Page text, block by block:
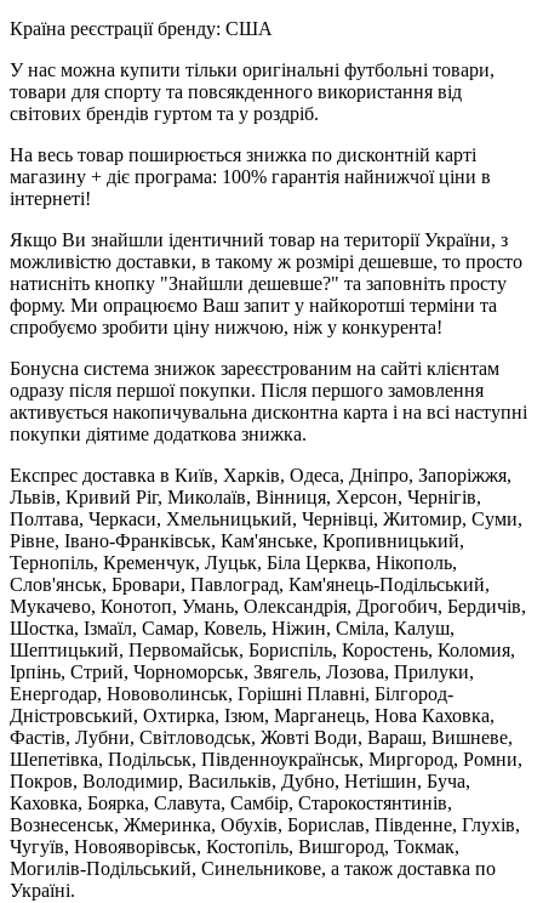
Країна реєстрації бренду: США
У нас можна купити тільки оригінальні футбольні товари,
товари для спорту та повсякденного використання від
світових брендів гуртом та у роздріб.
На весь товар поширюється знижка по дисконтній карті
магазину + діє програма: 100% гарантія найнижчої ціни в
інтернеті!
Якщо Ви знайшли ідентичний товар на території України, з
можливістю доставки, в такому ж розмірі дешевше, то просто
натисніть кнопку "Знайшли дешевше?" та заповніть просту
форму. Ми опрацюємо Ваш запит у найкоротші терміни та
спробуємо зробити ціну нижчою, ніж у конкурента!
Бонусна система знижок зареєстрованим на сайті клієнтам
одразу після першої покупки. Після першого замовлення
активується накопичувальна дисконтна карта і на всі наступні
покупки діятиме додаткова знижка.
Експрес доставка в Київ, Харків, Одеса, Дніпро, Запоріжжя,
Львів, Кривий Ріг, Миколаїв, Вінниця, Херсон, Чернігів,
Полтава, Черкаси, Хмельницький, Чернівці, Житомир, Суми,
Рівне, Івано-Франківськ, Кам'янське, Кропивницький,
Тернопіль, Кременчук, Луцьк, Біла Церква, Нікополь,
Слов'янськ, Бровари, Павлоград, Кам'янець-Подільський,
Мукачево, Конотоп, Умань, Олександрія, Дрогобич, Бердичів,
Шостка, Ізмаїл, Самар, Ковель, Ніжин, Сміла, Калуш,
Шептицький, Первомайськ, Бориспіль, Коростень, Коломия,
Ірпінь, Стрий, Чорноморськ, Звягель, Лозова, Прилуки,
Енергодар, Нововолинськ, Горішні Плавні, Білгород-
Дністровський, Охтирка, Ізюм, Марганець, Нова Каховка,
Фастів, Лубни, Світловодськ, Жовті Води, Вараш, Вишневе,
Шепетівка, Подільськ, Південноукраїнськ, Миргород, Ромни,
Покров, Володимир, Васильків, Дубно, Нетішин, Буча,
Каховка, Боярка, Славута, Самбір, Старокостянтинів,
Вознесенськ, Жмеринка, Обухів, Борислав, Південне, Глухів,
Чугуїв, Новояворівськ, Костопіль, Вишгород, Токмак,
Могилів-Подільський, Синельникове, а також доставка по
Україні.